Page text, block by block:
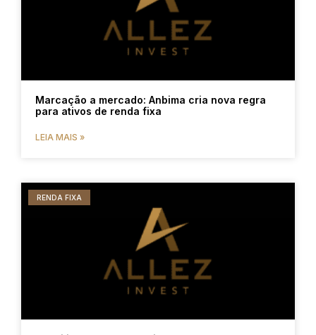
Marcação a mercado: Anbima cria nova regra
para ativos de renda fixa
LEIA MAIS »
RENDA FIXA